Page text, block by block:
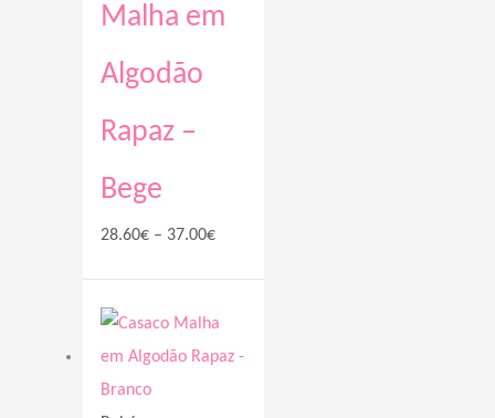
Malha em
Algodão
Rapaz –
Bege
28.60€ – 37.00€
range:
28.60€